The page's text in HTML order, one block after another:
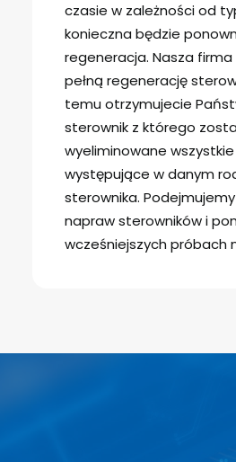
czasie w zależności od
konieczna będzie
regeneracja. Nasza
pełną regenerację
temu otrzymujecie
sterownik z którego
wyeliminowane
występujące w danym
sterownika.
napraw sterowników i
wcześniejszych próbach